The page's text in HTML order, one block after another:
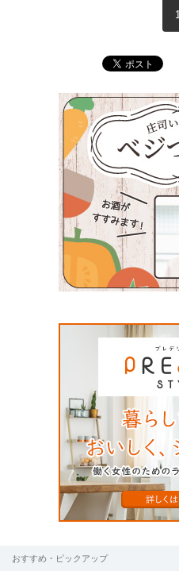
ノミスタイ
style[イエノミ
1
おすすめ・ピックアップ